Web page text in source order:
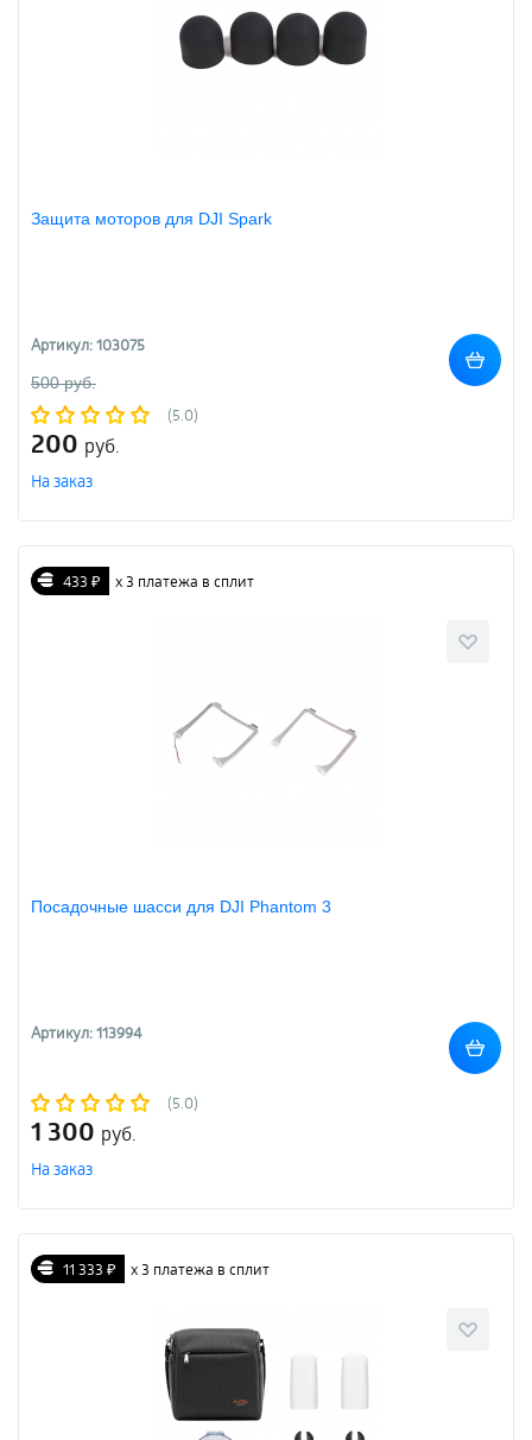
Защита моторов для DJI Spark
Артикул: 103075
500 руб.
(5.0)
200 руб.
На заказ
433 ₽ х 3 платежа в сплит
Посадочные шасси для DJI Phantom 3
Артикул: 113994
(5.0)
1 300 руб.
На заказ
11 333 ₽ х 3 платежа в сплит